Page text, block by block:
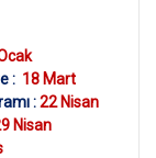
: 18 Mart
:22 Nisan
Nisan